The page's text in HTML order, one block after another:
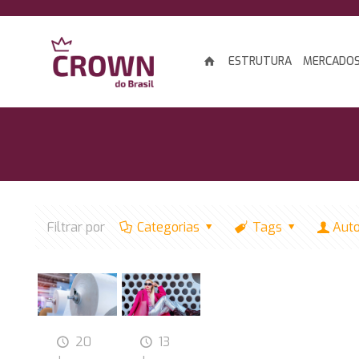
ESTRUTURA MERCADOS
Filtrar por Categorias Tags
20
13